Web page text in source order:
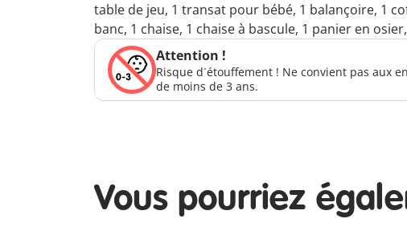
table de jeu, 1 transat pour bébé, 1 balançoire, 1
banc, 1 chaise, 1 chaise à bascule, 1 panier en
Attention !
Risque d´étouffement ! Ne convient pas aux
de moins de 3 ans.
Vous pourriez